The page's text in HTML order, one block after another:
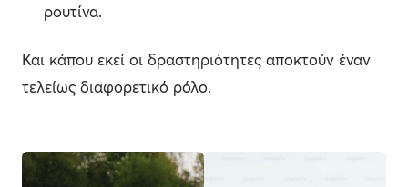
ρουτίνα.
Και κάπου εκεί οι δραστηριότητες αποκτούν έναν
τελείως διαφορετικό ρόλο.